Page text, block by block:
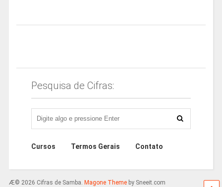
Pesquisa de Cifras:
Cursos Termos Gerais Contato
Æ© 2026 Cifras de Samba. Magone Themeby Sneeit.com